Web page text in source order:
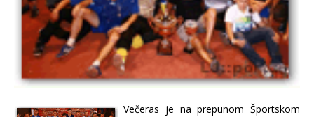
Večeras je na prepunom Športskom